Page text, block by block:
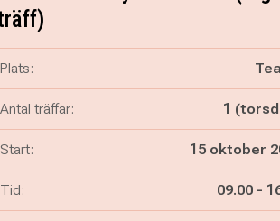
Plats:
Antal träffar: 1
Start: 15 oktober
Tid: Pågår
09.00 -